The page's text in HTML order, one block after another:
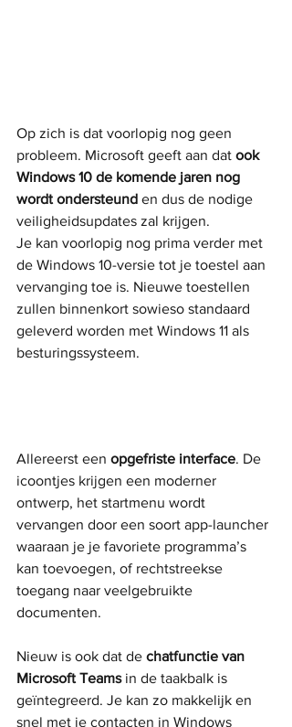
Op zich is dat voorlopig nog geen
probleem. Microsoft geeft aan dat ook
Windows 10 de komende jaren nog
wordt ondersteund en dus de nodige
veiligheidsupdates zal krijgen.
Je kan voorlopig nog prima verder met
de Windows 10-versie tot je toestel aan
vervanging toe is. Nieuwe toestellen
zullen binnenkort sowieso standaard
geleverd worden met Windows 11 als
besturingssysteem.
Allereerst een opgefriste interface. De
icoontjes krijgen een moderner
ontwerp, het startmenu wordt
vervangen door een soort app-launcher
waaraan je je favoriete programma’s
kan toevoegen, of rechtstreekse
toegang naar veelgebruikte
documenten.
Nieuw is ook dat de chatfunctie van
Microsoft Teams in de taakbalk is
geïntegreerd. Je kan zo makkelijk en
snel met je contacten in Windows